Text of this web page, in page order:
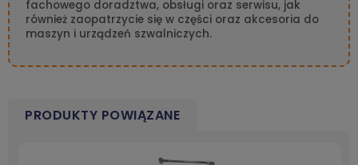
fachowego doradztwa, obsługi oraz serwisu, jak
również zaopatrzycie się w części oraz akcesoria do
maszyn i urządzeń szwalniczych.
PRODUKTY POWIĄZANE